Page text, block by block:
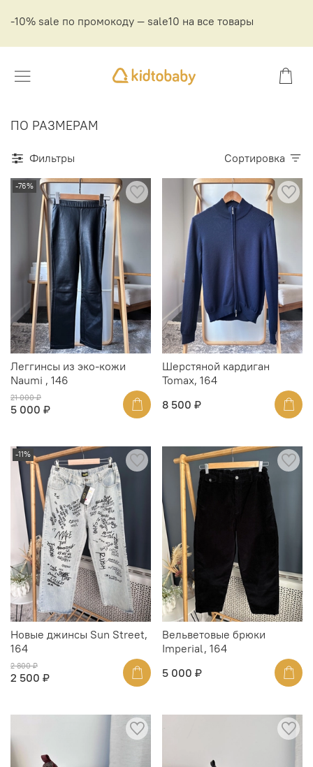
-10% sale по промокоду — sale10 на все товары
ПО РАЗМЕРАМ
Фильтры Сортировка
-76%
Леггинсы из эко-кожи
Naumi , 146
21 000 ₽
5 000 ₽
Шерстяной кардиган
Tomax, 164
8 500 ₽
-11%
Новые джинсы Sun Street,
164
2 800 ₽
2 500 ₽
Вельветовые брюки
Imperial, 164
5 000 ₽